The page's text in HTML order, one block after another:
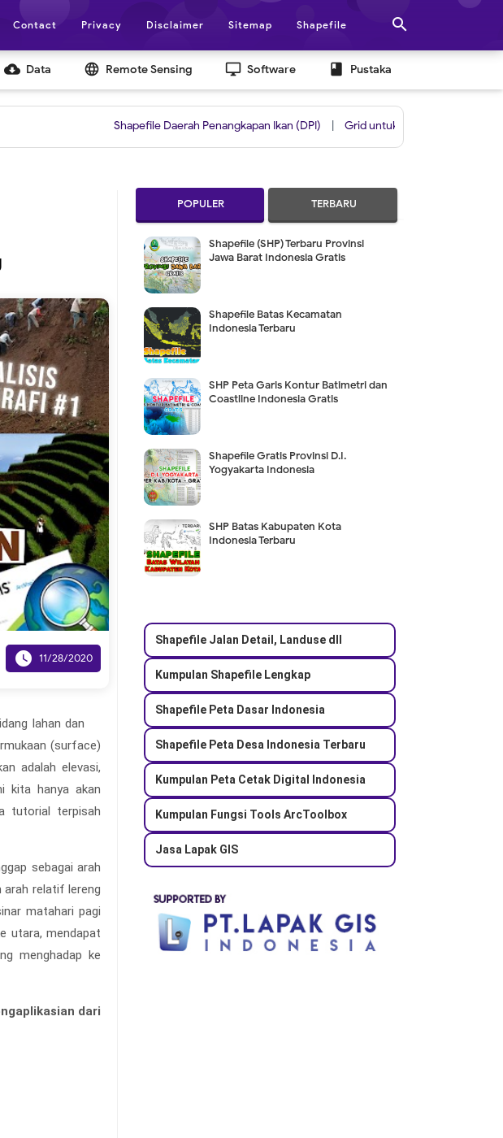

Contact Privacy Disclaimer Sitemap Shapefile
cloud_download Data language Remote Sensing desktop_windows Software book Pustaka
Shapefile Daerah Penangkapan Ikan (DPI) | Grid untuk Layout Berdasarkan Skala &
 11/28/2020
lahan dan
(surface)
adalah elevasi,
kita hanya akan
tutorial terpisah
sebagai arah
relatif lereng
matahari pagi
utara, mendapat
menghadap ke
dari
POPULER TERBARU
Shapefile (SHP) Terbaru Provinsi
Jawa Barat Indonesia Gratis
Shapefile Batas Kecamatan
Indonesia Terbaru
SHP Peta Garis Kontur Batimetri dan
Coastline Indonesia Gratis
Shapefile Gratis Provinsi D.I.
Yogyakarta Indonesia
SHP Batas Kabupaten Kota
Indonesia Terbaru
Shapefile Jalan Detail, Landuse dll
Kumpulan Shapefile Lengkap
Shapefile Peta Dasar Indonesia
Shapefile Peta Desa Indonesia Terbaru
Kumpulan Peta Cetak Digital Indonesia
Kumpulan Fungsi Tools ArcToolbox
Jasa Lapak GIS